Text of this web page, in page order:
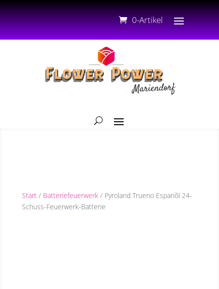
0-Artikel
Start/ Batteriefeuerwerk/ Pyroland Trueno Espanõl 24-
Schuss-Feuerwerk-Batterie